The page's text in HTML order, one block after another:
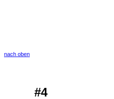
nach oben
#4